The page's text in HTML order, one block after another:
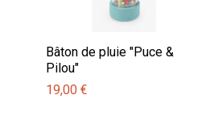
Bâton de pluie "Puce &
Pilou"
19,00 €